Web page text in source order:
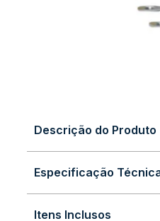
Descrição do Produto
Especificação
Itens Inclusos